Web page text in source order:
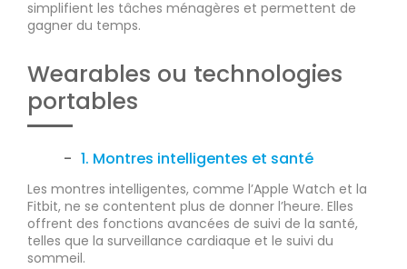
simplifient les tâches ménagères et permettent de
gagner du temps.
Wearables ou technologies
portables
1. Montres intelligentes et santé
Les montres intelligentes, comme l’Apple Watch et la
Fitbit, ne se contentent plus de donner l’heure. Elles
offrent des fonctions avancées de suivi de la santé,
telles que la surveillance cardiaque et le suivi du
sommeil.